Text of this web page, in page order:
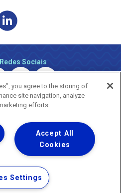
Sociais
2026 - Todos os Direitos Reservados.
movimenta a vida
de Sites e Aplicativos
e Proteção de Dados
you agree to the storing of
site navigation, analyze
efforts.
Accept All
Cookies
Settings